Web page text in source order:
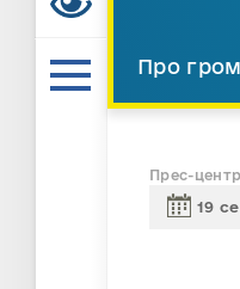
Про
Прес-центр
19